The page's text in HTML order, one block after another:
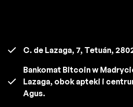
C. de Lazaga, 7, Tetuán,
Bankomat Bitcoin w
Lazaga, obok apteki i
Agus.